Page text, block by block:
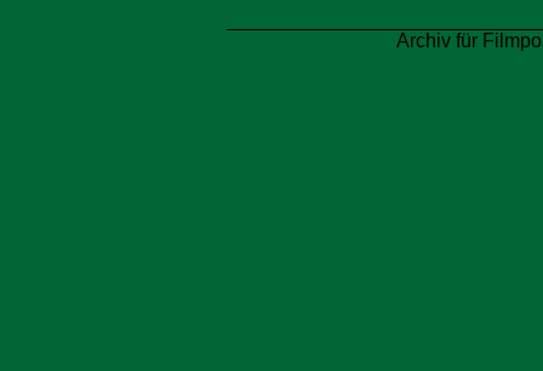
Archiv für